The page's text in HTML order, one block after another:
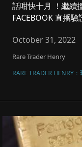
話咁快十月 ！繼續
FACEBOOK 直播
October 31, 2022
Rare Trader Henry
RARE TRADER HENRY